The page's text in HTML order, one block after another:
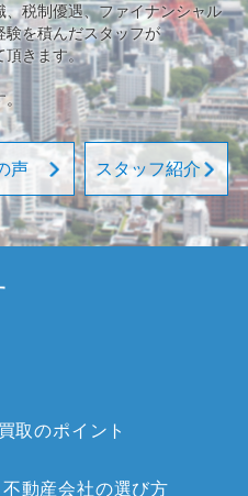
税制優遇、ファイナンシャル
験を積んだスタッフが
頂きます。
声 スタッフ紹介
取のポイント
動産会社の選び方